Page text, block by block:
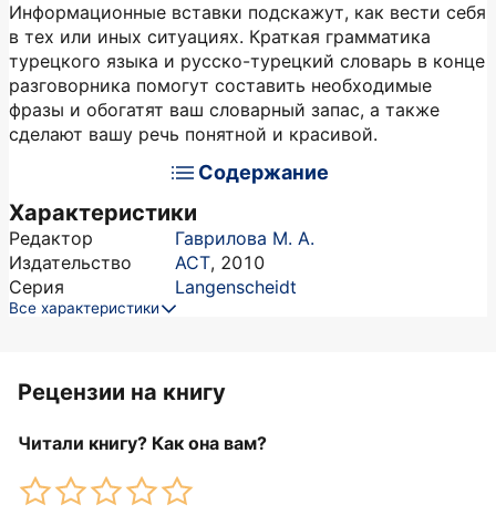
Информационные вставки подскажут, как вести себя
в тех или иных ситуациях. Краткая грамматика
турецкого языка и русско-турецкий словарь в конце
разговорника помогут составить необходимые
фразы и обогатят ваш словарный запас, а также
сделают вашу речь понятной и красивой.
Содержание
Характеристики
Редактор
Гаврилова М. А.
Издательство
АСТ, 2010
Серия
Langenscheidt
Все характеристики
Рецензии на книгу
Читали книгу? Как она вам?